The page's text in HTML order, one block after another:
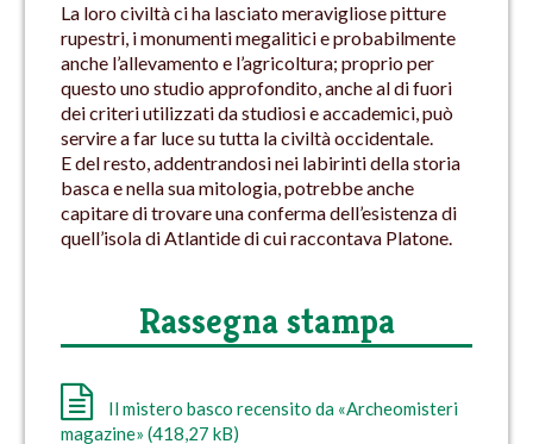
La loro civiltà ci ha lasciato meravigliose pitture
rupestri, i monumenti megalitici e probabilmente
anche l’allevamento e l’agricoltura; proprio per
questo uno studio approfondito, anche al di fuori
dei criteri utilizzati da studiosi e accademici, può
servire a far luce su tutta la civiltà occidentale.
E del resto, addentrandosi nei labirinti della storia
basca e nella sua mitologia, potrebbe anche
capitare di trovare una conferma dell’esistenza di
quell’isola di Atlantide di cui raccontava Platone.
Rassegna stampa
Il mistero basco recensito da «Archeomisteri
magazine» (418,27 kB)